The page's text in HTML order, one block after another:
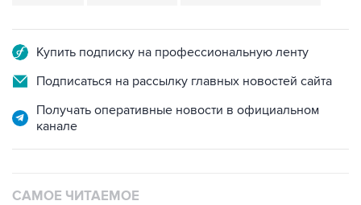
Купить подписку на профессиональную ленту
Подписаться на рассылку главных новостей сайта
Получать оперативные новости в официальном
канале
САМОЕ ЧИТАЕМОЕ